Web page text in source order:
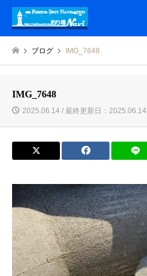
ブログ IMG_7648
IMG_7648
2025.06.14 / 最終更新日：2025.06.14